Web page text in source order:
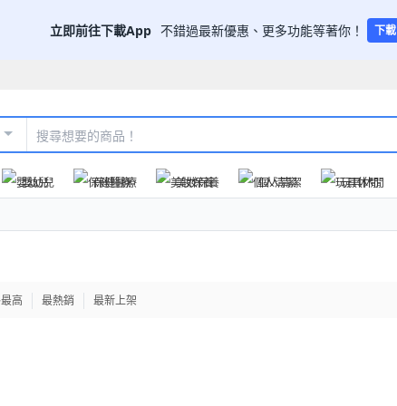
立即前往下載App 不錯過最新優惠、更多功能等著你！ 下載
嬰幼兒
保健醫療 美妝保養 個人清潔 玩具休閒
高 最熱銷 最新上架